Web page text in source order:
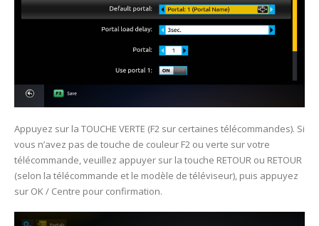
Appuyez sur la TOUCHE VERTE (F2 sur certaines télécommandes). Si
vous n’avez pas de touche de couleur F2 ou verte sur votre
télécommande, veuillez appuyer sur la touche RETOUR ou RETOUR
(selon la télécommande et le modèle de téléviseur), puis appuyez
sur OK / Centre pour confirmation.